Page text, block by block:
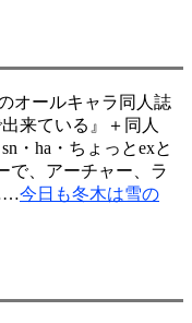
オールキャラ同人誌
来ている』＋同人
・ha・ちょっとexと
で、アーチャー、ラ
今日も冬木は雪の